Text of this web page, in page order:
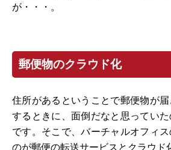
が・・・。
郵便物のクラウド化
住所があるということで郵便物が
するときに、面倒だなと思ってい
です。そこで、バーチャルオフィ
のが郵便の転送サービスとクラウド